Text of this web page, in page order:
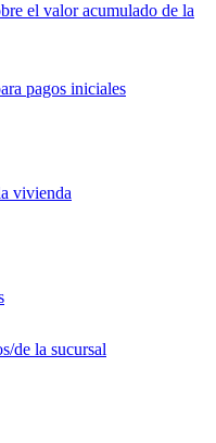
el valor acumulado de la
pagos iniciales
vivienda
de la sucursal